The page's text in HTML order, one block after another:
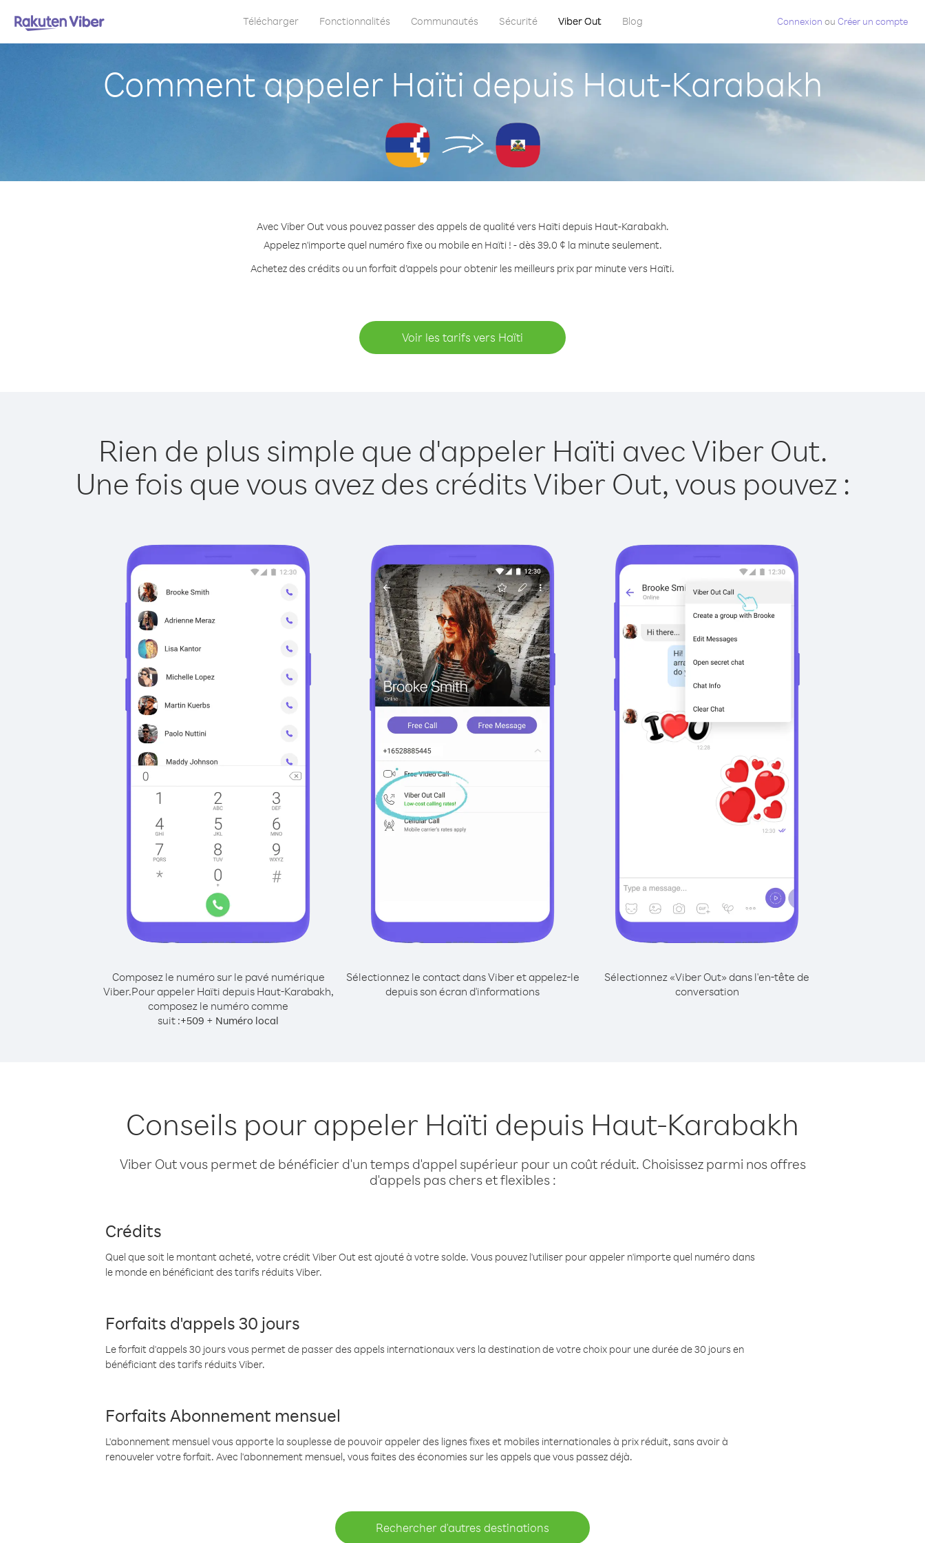
Télécharger Fonctionnalités Communautés Sécurité Viber Out Blog Connexion ou Créer un compte
Comment appeler Haïti depuis Haut-Karabakh
Avec Viber Out vous pouvez passer des appels de qualité vers Haïti depuis Haut-Karabakh.
Appelez n'importe quel numéro fixe ou mobile en Haïti ! - dès 39.0 ¢ la minute seulement.
Achetez des crédits ou un forfait d’appels pour obtenir les meilleurs prix par minute vers Haïti.
Voir les tarifs vers Haïti
Rien de plus simple que d'appeler Haïti avec Viber Out.
Une fois que vous avez des crédits Viber Out, vous pouvez :
Composez le numéro sur le pavé numérique
Viber.Pour appeler Haïti depuis Haut-Karabakh,
composez le numéro comme
suit :+509 + Numéro local
Sélectionnez le contact dans Viber et appelez-le
depuis son écran d'informations
Sélectionnez «Viber Out» dans l'en-tête de
conversation
Conseils pour appeler Haïti depuis Haut-Karabakh
Viber Out vous permet de bénéficier d'un temps d'appel supérieur pour un coût réduit. Choisissez parmi nos offres
d'appels pas chers et flexibles :
Crédits
Quel que soit le montant acheté, votre crédit Viber Out est ajouté à votre solde. Vous pouvez l'utiliser pour appeler n'importe quel numéro dans
le monde en bénéficiant des tarifs réduits Viber.
Forfaits d'appels 30 jours
Le forfait d'appels 30 jours vous permet de passer des appels internationaux vers la destination de votre choix pour une durée de 30 jours en
bénéficiant des tarifs réduits Viber.
Forfaits Abonnement mensuel
L'abonnement mensuel vous apporte la souplesse de pouvoir appeler des lignes fixes et mobiles internationales à prix réduit, sans avoir à
renouveler votre forfait. Avec l'abonnement mensuel, vous faites des économies sur les appels que vous passez déjà.
Rechercher d'autres destinations